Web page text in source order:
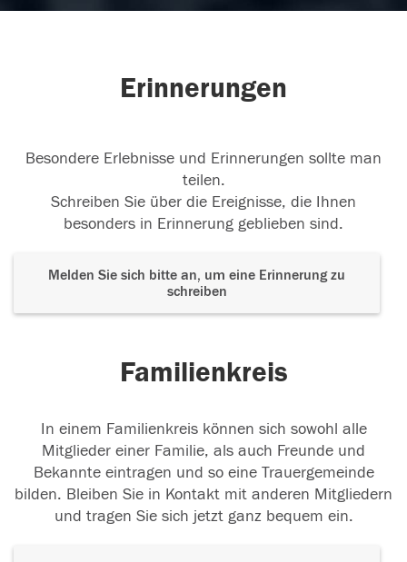
Erinnerungen
Besondere Erlebnisse und Erinnerungen sollte man
teilen.
Schreiben Sie über die Ereignisse, die Ihnen
besonders in Erinnerung geblieben sind.
Melden Sie sich bitte an, um eine Erinnerung zu
schreiben
Familienkreis
In einem Familienkreis können sich sowohl alle
Mitglieder einer Familie, als auch Freunde und
Bekannte eintragen und so eine Trauergemeinde
bilden. Bleiben Sie in Kontakt mit anderen Mitgliedern
und tragen Sie sich jetzt ganz bequem ein.